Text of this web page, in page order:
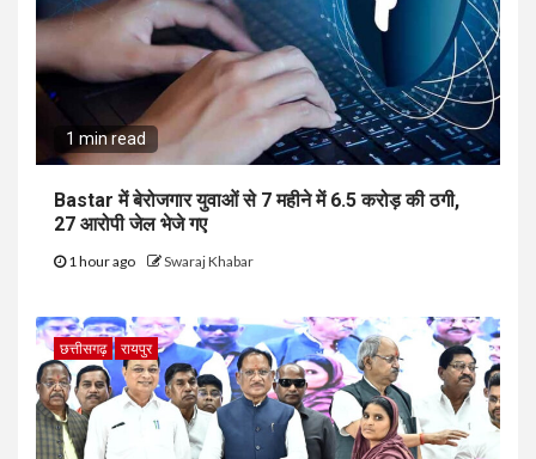
1 min read
Bastar में बेरोजगार युवाओं से 7 महीने में ₹6.5 करोड़ की ठगी,
27 आरोपी जेल भेजे गए
1 hour ago Swaraj Khabar
छत्तीसगढ़ रायपुर